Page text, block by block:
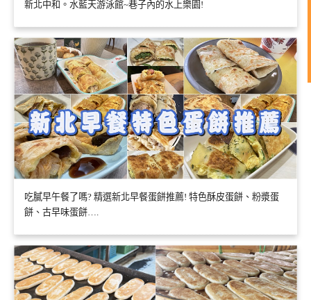
新北中和。水藍天游泳館~巷子內的水上樂園!
吃膩早午餐了嗎? 精選新北早餐蛋餅推薦! 特色酥皮蛋餅、粉漿蛋
餅、古早味蛋餅….